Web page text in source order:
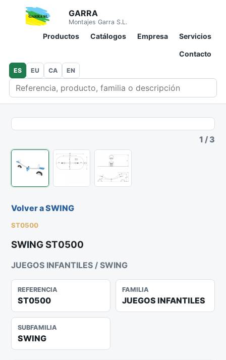
GARRA
Montajes Garra S.L.
Productos Catálogos Empresa Servicios
Contacto
Buscar en catálogo
ES EU CA EN
1 / 3
Volver a SWING
ST0500
SWING ST0500
JUEGOS INFANTILES / SWING
REFERENCIA
ST0500
FAMILIA
JUEGOS INFANTILES
SUBFAMILIA
SWING